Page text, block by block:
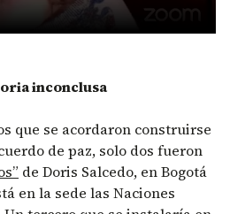
inconclusa
que se acordaron construirse
de paz, solo dos fueron
de Doris Salcedo, en Bogotá
en la sede las Naciones